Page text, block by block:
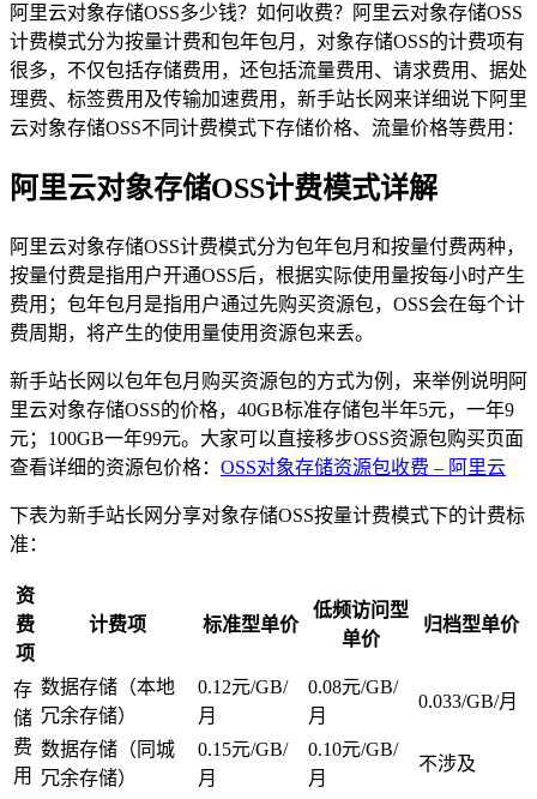
阿里云对象存储OSS多少钱？如何收费？阿里云对象存储OSS
计费模式分为按量计费和包年包月，对象存储OSS的计费项有
很多，不仅包括存储费用，还包括流量费用、请求费用、据处
理费、标签费用及传输加速费用，新手站长网来详细说下阿里
云对象存储OSS不同计费模式下存储价格、流量价格等费用：
阿里云对象存储OSS计费模式详解
阿里云对象存储OSS计费模式分为包年包月和按量付费两种，
按量付费是指用户开通OSS后，根据实际使用量按每小时产生
费用；包年包月是指用户通过先购买资源包，OSS会在每个计
费周期，将产生的使用量使用资源包来丢。
新手站长网以包年包月购买资源包的方式为例，来举例说明阿
里云对象存储OSS的价格，40GB标准存储包半年5元，一年9
元；100GB一年99元。大家可以直接移步OSS资源包购买页面
查看详细的资源包价格： OSS对象存储资源包收费 – 阿里云
下表为新手站长网分享对象存储OSS按量计费模式下的计费标
准：
资
费
项
计费项 标准型单价
低频访问型
单价
归档型单价
存
储
费
用
数据存储（本地
冗余存储）
0.12元/GB/
月
0.08元/GB/
月
0.033/GB/月
数据存储（同城
冗余存储）
0.15元/GB/
月
0.10元/GB/
月
不涉及